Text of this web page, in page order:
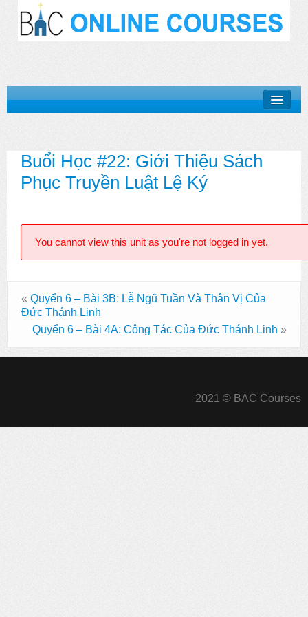
Basic Doctrines Course
Khóa Học “Giới Thiệu Kinh Thánh”
Khóa Học “Mục Vụ Trong Hội Thánh”
Buổi Học #22: Giới Thiệu Sách
Phục Truyền Luật Lệ Ký
You cannot view this unit as you're not logged in yet.
« Quyển 6 – Bài 3B: Lễ Ngũ Tuần Và Thân Vị Của
Đức Thánh Linh
Quyển 6 – Bài 4A: Công Tác Của Đức Thánh Linh »
2021 © BAC Courses